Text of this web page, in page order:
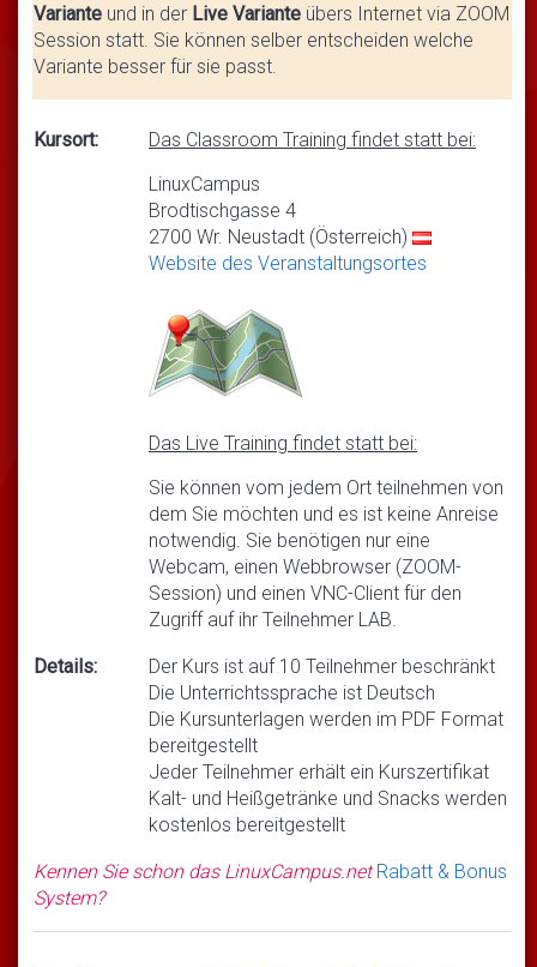
Variante und in der Live Variante übers Internet via ZOOM
Session statt. Sie können selber entscheiden welche
Variante besser für sie passt.
Kursort:
Das Classroom Training findet statt bei:
LinuxCampus
Brodtischgasse 4
2700 Wr. Neustadt (Österreich)
Website des Veranstaltungsortes
Das Live Training findet statt bei:
Sie können vom jedem Ort teilnehmen von
dem Sie möchten und es ist keine Anreise
notwendig. Sie benötigen nur eine
Webcam, einen Webbrowser (ZOOM-
Session) und einen VNC-Client für den
Zugriff auf ihr Teilnehmer LAB.
Details:
Der Kurs ist auf 10 Teilnehmer beschränkt
Die Unterrichtssprache ist Deutsch
Die Kursunterlagen werden im PDF Format
bereitgestellt
Jeder Teilnehmer erhält ein Kurszertifikat
Kalt- und Heißgetränke und Snacks werden
kostenlos bereitgestellt
Kennen Sie schon das LinuxCampus.netRabatt & Bonus
System?